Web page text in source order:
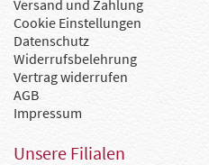
Versand und Zahlung
Cookie Einstellungen
Datenschutz
Widerrufsbelehrung
Vertrag widerrufen
AGB
Impressum
Unsere Filialen